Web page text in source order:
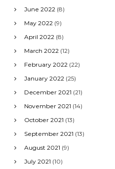
June 2022 (8)
May 2022 (9)
April 2022 (8)
March 2022 (12)
February 2022 (22)
January 2022 (25)
December 2021 (21)
November 2021 (14)
October 2021 (13)
September 2021 (13)
August 2021 (9)
July 2021 (10)